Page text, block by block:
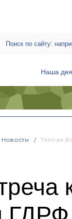
Наша
Новости Теплая